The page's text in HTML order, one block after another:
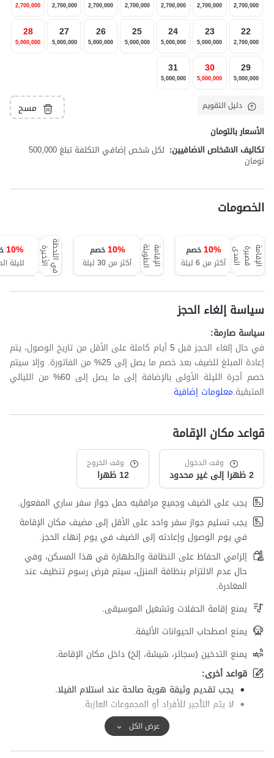
2,700,000
2,700,000
2,700,000
2,700,000
2,700,000
2,700,000
2,700,000
22
2,700,000
23
5,000,000
24
5,000,000
25
5,000,000
26
5,000,000
27
5,000,000
28
5,000,000
29
5,000,000
30
5,000,000
31
5,000,000
دليل التقويم مسح
الأسعار بالتومان
تكاليف الاشخاص الاضافيين:
لكل شخص إضافي التكلفة تبلغ 500,000
تومان
الخصومات
ا
ل
إ
ق
ا
م
ة
ق
ص
ي
ر
ة
ا
ل
م
د ى 10%
خصم
أكثر من 6 ليلة
ا
ل
إ
ق
ا
م
ة
ا
ل
ط
و
ي
لة 10%
خصم
أكثر من 30 ليلة
ف
ي
ا
ل
ل
ح
ظ
ة
ا
ل
أ
خ
ي
رة 10%
لليلة
سياسة إلغاء الحجز
سياسة صارمة:
في حال إلغاء الحجز قبل 5 أيام كاملة على الأقل من تاريخ الوصول، يتم
إعادة المبلغ للضيف بعد خصم ما يصل إلى 25% من الفاتورة. وإلا سيتم
خصم أجرة الليلة الأولى بالإضافة إلى ما يصل إلى 60% من الليالي
المتبقية.معلومات إضافية
قواعد مكان الإقامة
وقت الدخول
2 ظهرا إلى غير محدود
وقت الخروج
12 ظهرا
يجب على الضيف وجميع مرافقيه حمل جواز سفر ساري المفعول.
يجب تسليم جواز سفر واحد على الأقل إلى مضيف مكان الإقامة
في يوم الوصول وإعادته إلى الضيف في يوم إنهاء الحجز.
إلزامي الحفاظ على النظافة والطهارة في هذا المسكن، وفي
حال عدم الالتزام بنظافة المنزل، سيتم فرض رسوم تنظيف عند
المغادرة.
يمنع إقامة الحفلات وتشغيل الموسيقى.
يمنع اصطحاب الحيوانات الأليفة.
يمنع التدخين (سجائر، شيشة، إلخ) داخل مكان الإقامة.
قواعد أخرى:
يجب تقديم وثيقة هوية صالحة عند استلام الفيلا.
لا يتم التأجير للأفراد أو المجموعات العازبة.
عرض الكل